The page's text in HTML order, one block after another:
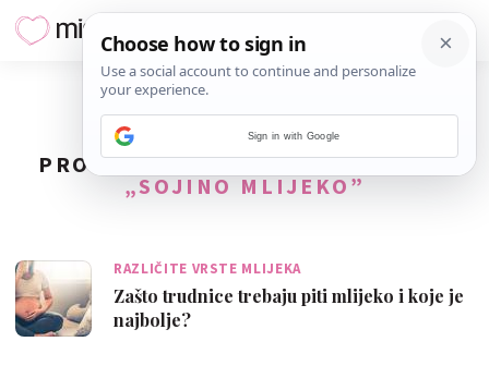
PRONAĐENO2REZULTATA ZA TAG
„SOJINO MLIJEKO”
RAZLIČITE VRSTE MLIJEKA
Zašto trudnice trebaju piti mlijeko i koje je
najbolje?
Sign in with Google